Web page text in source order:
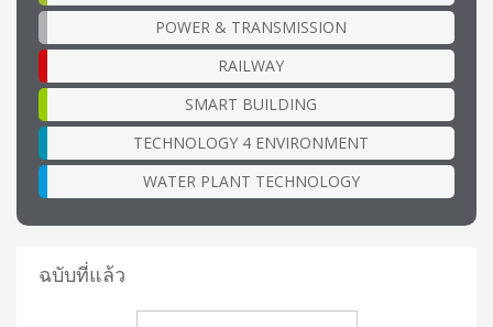
POWER & TRANSMISSION
RAILWAY
SMART BUILDING
TECHNOLOGY 4 ENVIRONMENT
WATER PLANT TECHNOLOGY
ฉบับที่แล้ว